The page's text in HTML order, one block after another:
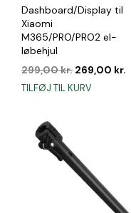
Dashboard/Display til
Xiaomi
M365/PRO/PRO2 el-
løbehjul
299,00kr. Den
oprindelige
269,00 kr.
TILFØJ TIL KURV